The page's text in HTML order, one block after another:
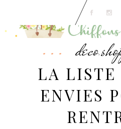
deco,
LA LISTE
ENVIES